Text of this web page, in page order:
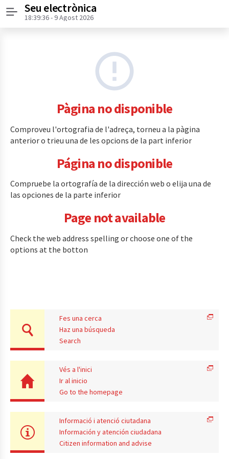
Menú
Seu electrònica
18:39:36- 9 Agost 2026
Pàgina no disponible
Comproveu l'ortografia de l'adreça, torneu a la pàgina
anterior o trieu una de les opcions de la part inferior
Página no disponible
Compruebe la ortografía de la dirección web o elija una de
las opciones de la parte inferior
Page not available
Check the web address spelling or choose one of the
options at the botton
Fes una cerca
Haz una búsqueda
Search
Vés a l'inici
Ir al inicio
Go to the homepage
Informació i atenció ciutadana
Información y atención ciudadana
Citizen information and advise